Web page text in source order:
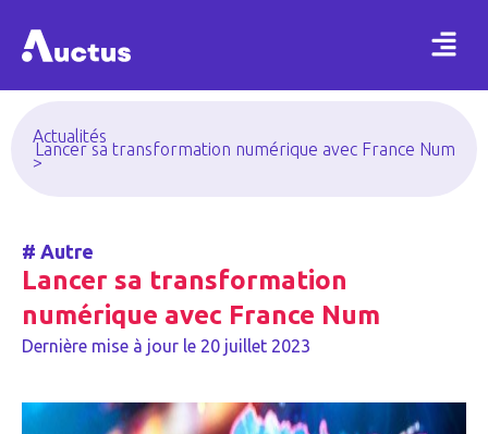
Actualités
>
Lancer sa transformation numérique avec France Num
# Autre
Lancer sa transformation
numérique avec France Num
Dernière mise à jour le 20 juillet 2023